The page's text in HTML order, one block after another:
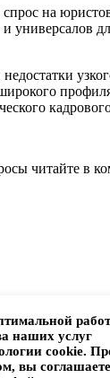
спрос на
и
читайте в
наших услуг
cookie.
вы